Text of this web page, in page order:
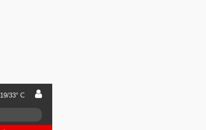
19/33° C